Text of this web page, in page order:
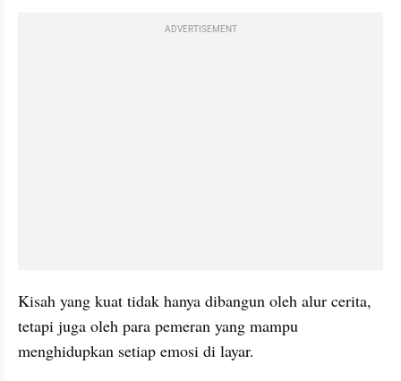
ADVERTISEMENT
Kisah yang kuat tidak hanya dibangun oleh alur cerita,
tetapi juga oleh para pemeran yang mampu
menghidupkan setiap emosi di layar.